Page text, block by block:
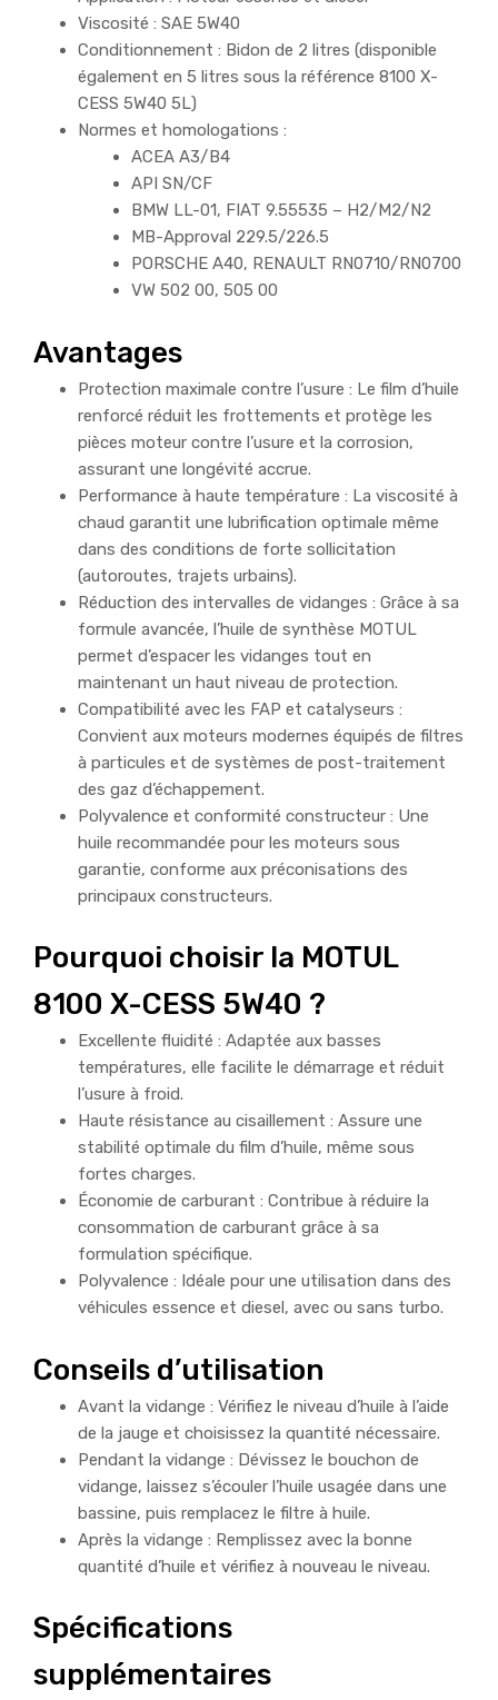
Viscosité : SAE 5W40
Conditionnement : Bidon de 2 litres (disponible
également en 5 litres sous la référence 8100 X-
CESS 5W40 5L)
Normes et homologations :
ACEA A3/B4
API SN/CF
BMW LL-01, FIAT 9.55535 – H2/M2/N2
MB-Approval 229.5/226.5
PORSCHE A40, RENAULT RN0710/RN0700
VW 502 00, 505 00
Avantages
Protection maximale contre l’usure : Le film d’huile
renforcé réduit les frottements et protège les
pièces moteur contre l’usure et la corrosion,
assurant une longévité accrue.
Performance à haute température : La viscosité à
chaud garantit une lubrification optimale même
dans des conditions de forte sollicitation
(autoroutes, trajets urbains).
Réduction des intervalles de vidanges : Grâce à sa
formule avancée, l’huile de synthèse MOTUL
permet d’espacer les vidanges tout en
maintenant un haut niveau de protection.
Compatibilité avec les FAP et catalyseurs :
Convient aux moteurs modernes équipés de filtres
à particules et de systèmes de post-traitement
des gaz d’échappement.
Polyvalence et conformité constructeur : Une
huile recommandée pour les moteurs sous
garantie, conforme aux préconisations des
principaux constructeurs.
Pourquoi choisir la MOTUL
8100 X-CESS 5W40 ?
Excellente fluidité : Adaptée aux basses
températures, elle facilite le démarrage et réduit
l’usure à froid.
Haute résistance au cisaillement : Assure une
stabilité optimale du film d’huile, même sous
fortes charges.
Économie de carburant : Contribue à réduire la
consommation de carburant grâce à sa
formulation spécifique.
Polyvalence : Idéale pour une utilisation dans des
véhicules essence et diesel, avec ou sans turbo.
Conseils d’utilisation
Avant la vidange : Vérifiez le niveau d’huile à l’aide
de la jauge et choisissez la quantité nécessaire.
Pendant la vidange : Dévissez le bouchon de
vidange, laissez s’écouler l’huile usagée dans une
bassine, puis remplacez le filtre à huile.
Après la vidange : Remplissez avec la bonne
quantité d’huile et vérifiez à nouveau le niveau.
Spécifications
supplémentaires